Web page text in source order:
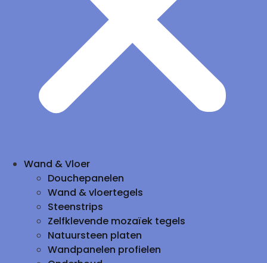
Wand & Vloer
Douchepanelen
Wand & vloertegels
Steenstrips
Zelfklevende mozaïek tegels
Natuursteen platen
Wandpanelen profielen